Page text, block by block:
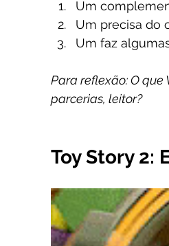
Um
Um precisa do
Um faz
Para reflexão: O que
parcerias, leitor?
Toy Story 2: